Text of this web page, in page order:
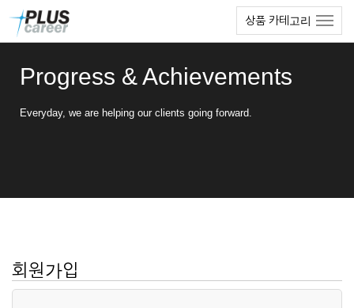
상품 카테고리
Progress & Achievements
Everyday, we are helping our clients going forward.
회원가입